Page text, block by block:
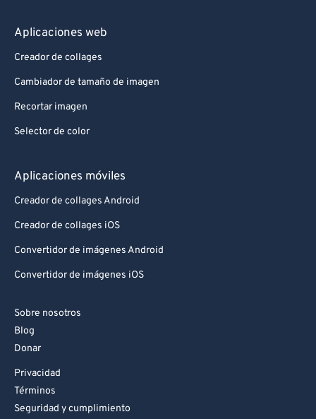
Aplicaciones web
Creador de collages
Cambiador de tamaño de imagen
Recortar imagen
Selector de color
Aplicaciones móviles
Creador de collages Android
Creador de collages iOS
Convertidor de imágenes Android
Convertidor de imágenes iOS
Sobre nosotros
Blog
Donar
Privacidad
Términos
Seguridad y cumplimiento